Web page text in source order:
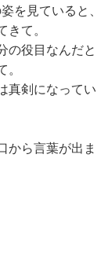
を見ていると、
て。
の役目なんだと
真剣になってい
から言葉が出ま